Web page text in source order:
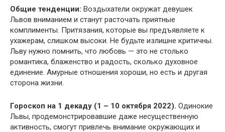
Общие тенденции: Воздыхатели окружат девушек
Львов вниманием и станут расточать приятные
комплименты. Притязания, которые вы предъявляете к
ухажерам, слишком высоки. Не будьте излишне критичны.
Льву нужно помнить, что любовь — это не столько
романтика, блаженство и радость, сколько духовное
единение. Амурные отношения хороши, но есть и другая
сторона жизни.
Гороскоп на 1 декаду (1 – 10 октября 2022). Одинокие
Львы, продемонстрировавшие даже несущественную
активность, смогут привлечь внимание окружающих и